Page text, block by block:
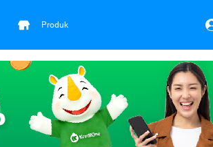
Produk